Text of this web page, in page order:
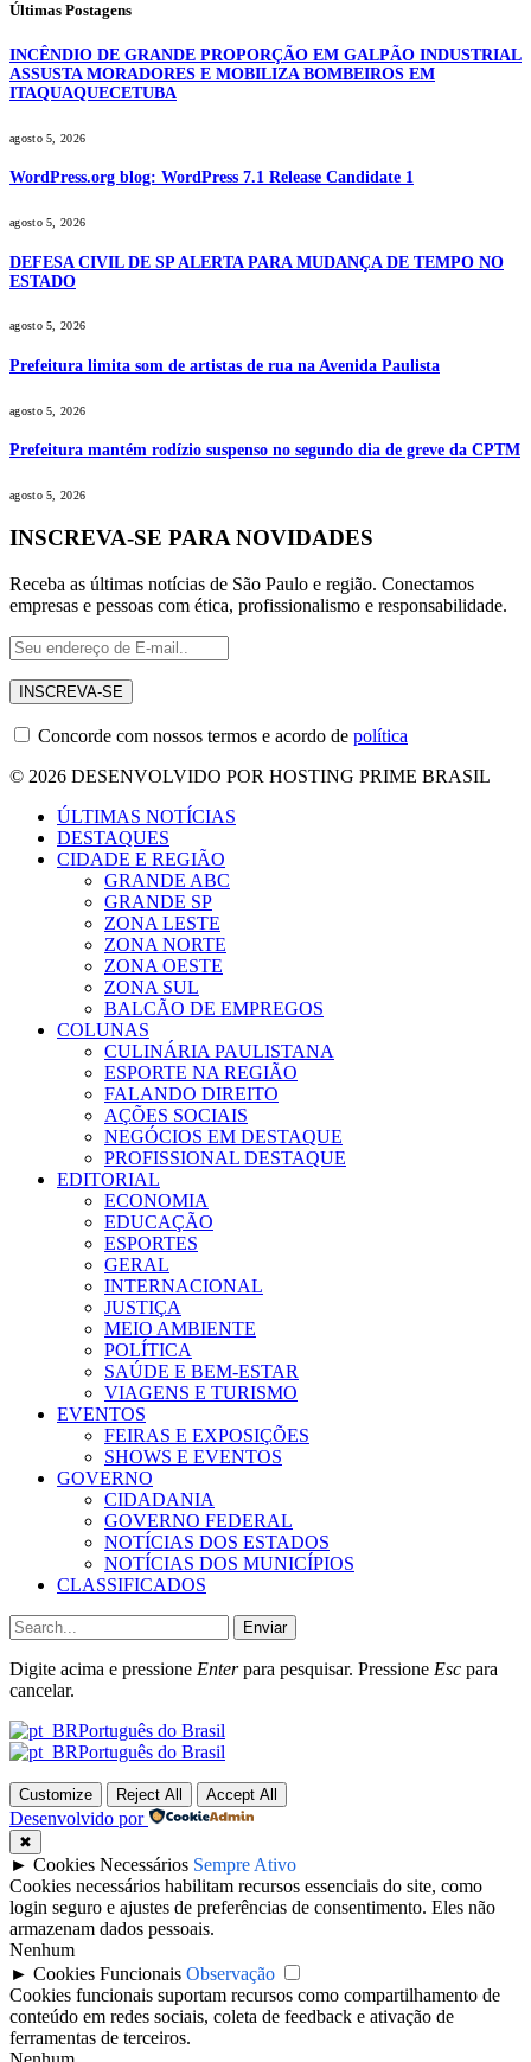
Últimas Postagens
INCÊNDIO DE GRANDE PROPORÇÃO EM GALPÃO INDUSTRIAL
ASSUSTA MORADORES E MOBILIZA BOMBEIROS EM
ITAQUAQUECETUBA
agosto 5, 2026
WordPress.org blog: WordPress 7.1 Release Candidate 1
agosto 5, 2026
DEFESA CIVIL DE SP ALERTA PARA MUDANÇA DE TEMPO NO
ESTADO
agosto 5, 2026
Prefeitura limita som de artistas de rua na Avenida Paulista
agosto 5, 2026
Prefeitura mantém rodízio suspenso no segundo dia de greve da CPTM
agosto 5, 2026
INSCREVA-SE PARA NOVIDADES
Receba as últimas notícias de São Paulo e região. Conectamos
empresas e pessoas com ética, profissionalismo e responsabilidade.
Concorde com nossos termos e acordo de política
© 2026 DESENVOLVIDO POR HOSTING PRIME BRASIL
ÚLTIMAS NOTÍCIAS
DESTAQUES
CIDADE E REGIÃO
GRANDE ABC
GRANDE SP
ZONA LESTE
ZONA NORTE
ZONA OESTE
ZONA SUL
BALCÃO DE EMPREGOS
COLUNAS
CULINÁRIA PAULISTANA
ESPORTE NA REGIÃO
FALANDO DIREITO
AÇÕES SOCIAIS
NEGÓCIOS EM DESTAQUE
PROFISSIONAL DESTAQUE
EDITORIAL
ECONOMIA
EDUCAÇÃO
ESPORTES
GERAL
INTERNACIONAL
JUSTIÇA
MEIO AMBIENTE
POLÍTICA
SAÚDE E BEM-ESTAR
VIAGENS E TURISMO
EVENTOS
FEIRAS E EXPOSIÇÕES
SHOWS E EVENTOS
GOVERNO
CIDADANIA
GOVERNO FEDERAL
NOTÍCIAS DOS ESTADOS
NOTÍCIAS DOS MUNICÍPIOS
CLASSIFICADOS
Enviar
Digite acima e pressione Enterpara pesquisar. Pressione Esc para
cancelar.
Português do Brasil
Português do Brasil
Customize Reject All Accept All
Desenvolvido por
✖
► Cookies Necessários Sempre Ativo
Cookies necessários habilitam recursos essenciais do site, como
login seguro e ajustes de preferências de consentimento. Eles não
armazenam dados pessoais.
Nenhum
► Cookies Funcionais Observação
Cookies funcionais suportam recursos como compartilhamento de
conteúdo em redes sociais, coleta de feedback e ativação de
ferramentas de terceiros.